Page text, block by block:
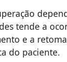
tende a
e a
do paciente.